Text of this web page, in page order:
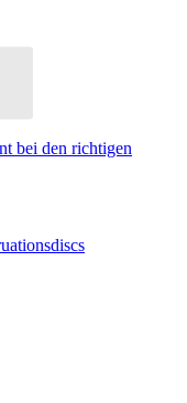
bei den richtigen